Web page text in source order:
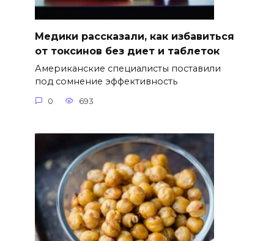
Медики рассказали, как избавиться
от токсинов без диет и таблеток
Американские специалисты поставили
под сомнение эффективность
0 693